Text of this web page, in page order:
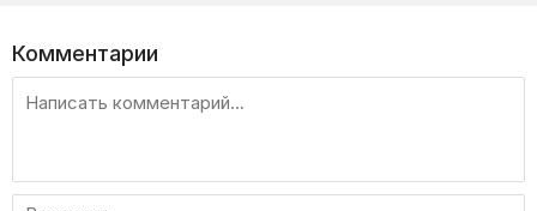
называют непутевым. Цель двух полицейских — это
ясновидящая Елена, которую легко можно назвать
шарлатанкой. Она имеет липовый диплом о высшем
психологическом образовании, а зарабатывает она тем,
ее задерживают, молодые люди попадают в аварию,
Комментарии